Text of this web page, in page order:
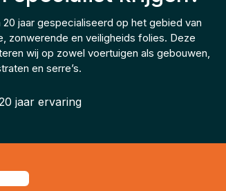
20 jaar gespecialiseerd op het gebied van
zonwerende en veiligheids folies. Deze
wij op zowel voertuigen als gebouwen,
en serre’s.
jaar ervaring